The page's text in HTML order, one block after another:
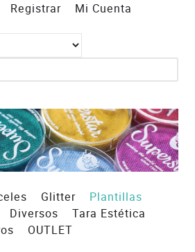
Registrar
Mi Cuenta
Glitter
Plantillas
Diversos
Tara Estética
OUTLET